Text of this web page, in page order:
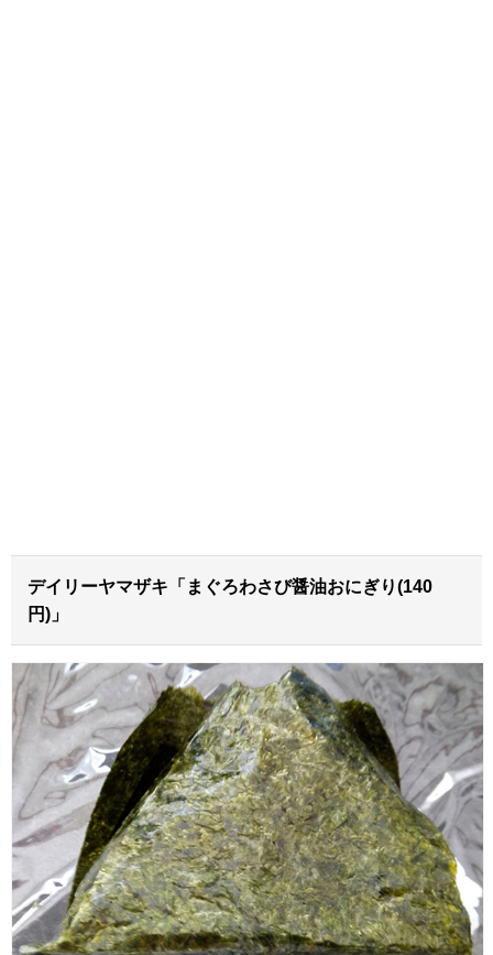
デイリーヤマザキ「まぐろわさび醤油おにぎり(140
円)」